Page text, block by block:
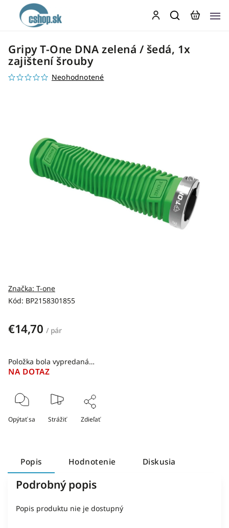
Gripy T-One DNA zelená / šedá, 1x
zajištení šrouby
Neohodnotené
Kód: BP2158301855
Značka: T-one
€14,70 / pár
NA DOTAZ
Položka bola vypredaná…
Opýtať sa Strážiť Zdieľať
Popis Hodnotenie Diskusia
Podrobný popis
Popis produktu nie je dostupný